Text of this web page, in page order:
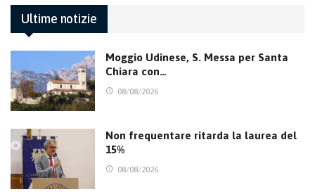
Ultime notizie
Moggio Udinese, S. Messa per Santa
Chiara con…
08/08/2026
Non frequentare ritarda la laurea del
15%
08/08/2026